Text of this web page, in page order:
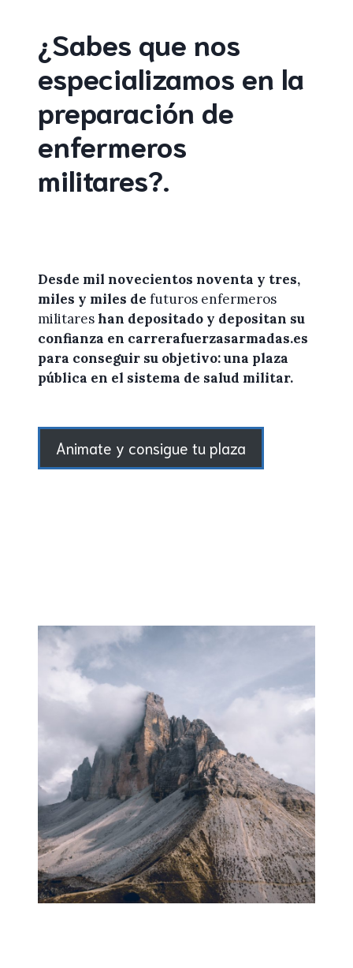
¿Sabes que nos
especializamos en la
preparación de
enfermeros
militares?.
Desde mil novecientos noventa y tres,
miles y miles de futuros enfermeros
militareshan depositado y depositan su
confianza en carrerafuerzasarmadas.es
para conseguir su objetivo: una plaza
pública en el sistema de salud militar.
Animate y consigue tu plaza